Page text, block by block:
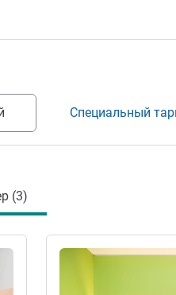
Специальный
(3)
Подробная